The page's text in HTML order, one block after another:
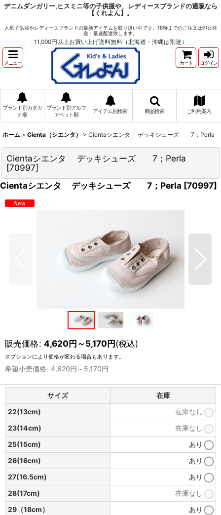
デニムダンガリー,ヒスミニ等の子供服や、レディースブランドの通販なら
【くれよん】。
人気子供服やレディースブランドの最新アイテムを取り扱い中です。18時までのご注文は即日発
送・最速配達致します。
11,000円以上お買い上げ送料無料（北海道・沖縄は別途）
メニュー カート ログイン
ブランド別カタカ
ナ順
ブランド別アルフ
ァベット順
アイテム別検索 商品検索 ご利用案内
ホーム > Cienta（シエンタ） > Cientaシエンタ デッキシューズ 7；Perla
Cientaシエンタ デッキシューズ 7；Perla
[70997]
Cientaシエンタ デッキシューズ 7；Perla [70997]
販売価格: 4,620円～5,170円(税込)
オプションにより価格が変わる場合もあります。
希望小売価格: 4,620円 ～5,170円
サイズ
在庫
22(13cm)
在庫なし
23(14cm)
在庫なし
25(15cm)
あり
26(16cm)
あり
27(16.5cm)
あり
28(17cm)
在庫なし
29（18cm）
あり